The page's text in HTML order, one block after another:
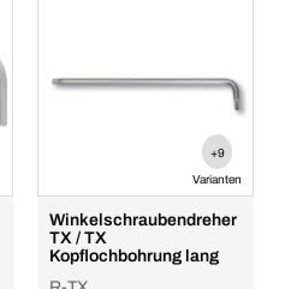
+9
Varianten
Winkelschraubendreher
TX / TX
Kopflochbohrung lang